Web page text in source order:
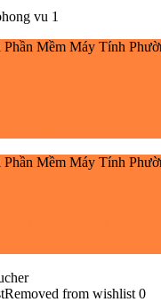
Removed from wishlist 0